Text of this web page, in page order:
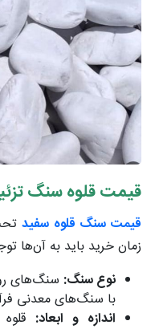
قیمت قلوه سنگ
قیمت سنگ قلوه سفید
زمان خرید باید به آن‌ها
نوع سنگ: سنگ‌های
با سنگ‌های معدنی
اندازه و ابعاد: